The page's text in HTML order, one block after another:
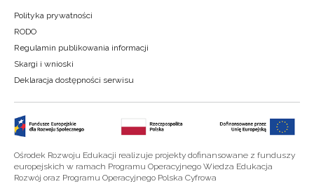
Polityka prywatności
RODO
Regulamin publikowania informacji
Skargi i wnioski
Deklaracja dostępności serwisu
Ośrodek Rozwoju Edukacji realizuje projekty dofinansowane z funduszy
europejskich w ramach Programu Operacyjnego Wiedza Edukacja
Rozwój oraz Programu Operacyjnego Polska Cyfrowa